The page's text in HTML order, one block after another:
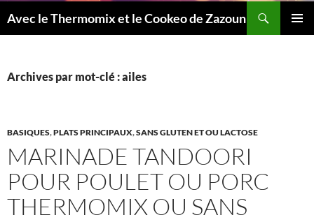
Avec le Thermomix et le Cookeo de Zazoun
Archives par mot-clé : ailes
BASIQUES,PLATS PRINCIPAUX,SANS GLUTEN ET OU LACTOSE
MARINADE TANDOORI
POUR POULET OU PORC
THERMOMIX OU SANS